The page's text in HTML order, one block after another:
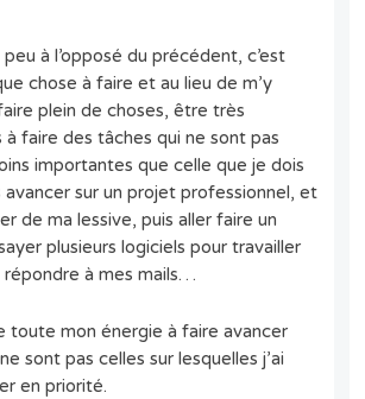
à l’opposé du précédent, c’est
chose à faire et au lieu de m’y
plein de choses, être très
à faire des tâches qui ne sont pas
importantes que celle que je dois
avancer sur un projet professionnel, et
de ma lessive, puis aller faire un
plusieurs logiciels pour travailler
répondre à mes mails…
toute mon énergie à faire avancer
sont pas celles sur lesquelles j’ai
en priorité.